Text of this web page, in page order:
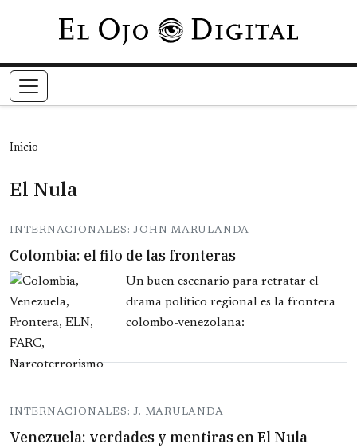
Pasar al contenido principal
Inicio
El Nula
INTERNACIONALES: JOHN MARULANDA
Colombia: el filo de las fronteras
Un buen escenario para retratar el
drama político regional es la frontera
colombo-venezolana:
INTERNACIONALES: J. MARULANDA
Venezuela: verdades y mentiras en El Nula